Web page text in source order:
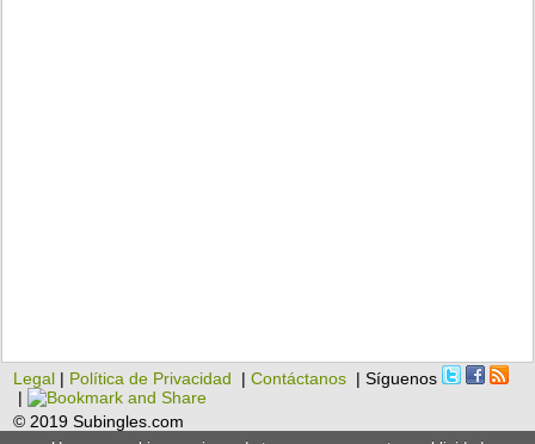
Legal | Política de Privacidad |Contáctanos | Síguenos
|
© 2019 Subingles.com